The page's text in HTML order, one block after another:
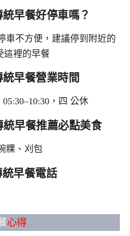
早餐好停車嗎？
車不方便，建議停到附近的
這裡的早餐
早餐營業時間
，四 公休
早餐推薦必點美食
粿、刈包
早餐電話
心得